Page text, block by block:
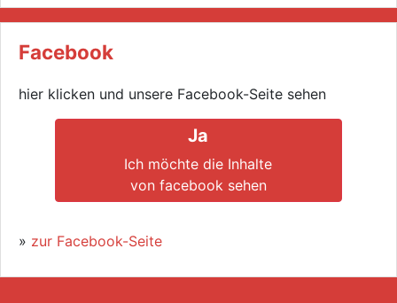
Facebook
hier klicken und unsere Facebook-Seite sehen
Ja
Ich möchte die Inhalte
von facebook sehen
» zur Facebook-Seite